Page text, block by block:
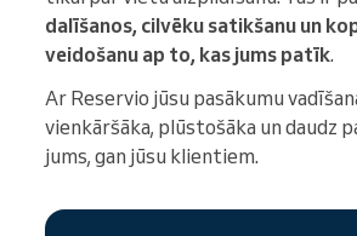
dalīšanos, cilvēku satikšanu un
veidošanu ap to, kas jums patīk.
Ar Reservio jūsu pasākumu
vienkāršāka, plūstošāka un daudz
jums, gan jūsu klientiem.